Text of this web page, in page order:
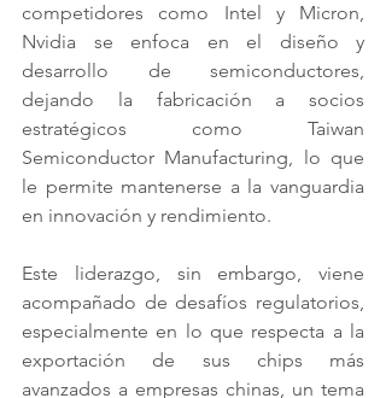
competidores como Intel y Micron,
Nvidia se enfoca en el diseño y
desarrollo de semiconductores,
dejando la fabricación a socios
estratégicos como Taiwan
Semiconductor Manufacturing, lo que
le permite mantenerse a la vanguardia
en innovación y rendimiento.
Este liderazgo, sin embargo, viene
acompañado de desafíos regulatorios,
especialmente en lo que respecta a la
exportación de sus chips más
avanzados a empresas chinas, un tema